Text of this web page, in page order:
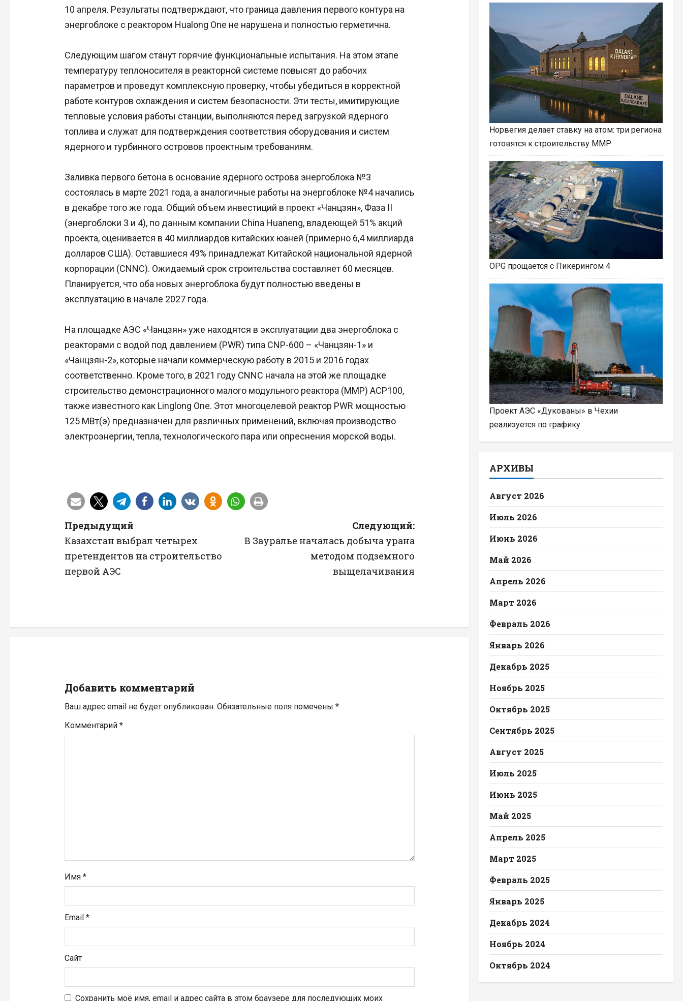
10 апреля. Результаты подтверждают, что граница давления первого контура на
энергоблоке с реактором Hualong One не нарушена и полностью герметична.
Следующим шагом станут горячие функциональные испытания. На этом этапе
температуру теплоносителя в реакторной системе повысят до рабочих
параметров и проведут комплексную проверку, чтобы убедиться в корректной
работе контуров охлаждения и систем безопасности. Эти тесты, имитирующие
тепловые условия работы станции, выполняются перед загрузкой ядерного
топлива и служат для подтверждения соответствия оборудования и систем
ядерного и турбинного островов проектным требованиям.
Заливка первого бетона в основание ядерного острова энергоблока №3
состоялась в марте 2021 года, а аналогичные работы на энергоблоке №4 начались
в декабре того же года. Общий объем инвестиций в проект «Чанцзян», Фаза II
(энергоблоки 3 и 4), по данным компании China Huaneng, владеющей 51% акций
проекта, оценивается в 40 миллиардов китайских юаней (примерно 6,4 миллиарда
долларов США). Оставшиеся 49% принадлежат Китайской национальной ядерной
корпорации (CNNC). Ожидаемый срок строительства составляет 60 месяцев.
Планируется, что оба новых энергоблока будут полностью введены в
эксплуатацию в начале 2027 года.
На площадке АЭС «Чанцзян» уже находятся в эксплуатации два энергоблока с
реакторами с водой под давлением (PWR) типа CNP-600 – «Чанцзян-1» и
«Чанцзян-2», которые начали коммерческую работу в 2015 и 2016 годах
соответственно. Кроме того, в 2021 году CNNC начала на этой же площадке
строительство демонстрационного малого модульного реактора (ММР) ACP100,
также известного как Linglong One. Этот многоцелевой реактор PWR мощностью
125 МВт(э) предназначен для различных применений, включая производство
электроэнергии, тепла, технологического пара или опреснения морской воды.
Н
а
в
а
я
п
о
я
м
Предыдущий
Казахстан выбрал четырех
претендентов на строительство
первой АЭС
Следующий:
В Зауралье началась добыча урана
методом подземного
выщелачивания
Добавить комментарий
Ваш адрес email не будет опубликован. Обязательные поля помечены *
Комментарий *
Имя *
Email *
Сайт
Сохранить моё имя, email и адрес сайта в этом браузере для последующих моих
Норвегия делает ставку на атом: три региона
готовятся к строительству ММР
OPG прощается с Пикерингом 4
Проект АЭС «Дукованы» в Чехии
реализуется по графику
АРХИВЫ
Август 2026
Июль 2026
Июнь 2026
Май 2026
Апрель 2026
Март 2026
Февраль 2026
Январь 2026
Декабрь 2025
Ноябрь 2025
Октябрь 2025
Сентябрь 2025
Август 2025
Июль 2025
Июнь 2025
Май 2025
Апрель 2025
Март 2025
Февраль 2025
Январь 2025
Декабрь 2024
Ноябрь 2024
Октябрь 2024